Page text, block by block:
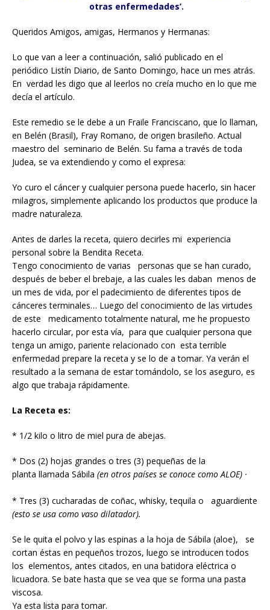
otras enfermedades’.
Queridos Amigos, amigas, Hermanos y Hermanas:
Lo que van a leer a continuación, salió publicado en el
periódico Listín Diario, de Santo Domingo, hace un mes atrás.
En verdad les digo que al leerlos no creía mucho en lo que me
decía el artículo.
Este remedio se le debe a un Fraile Franciscano, que lo llaman,
en Belén (Brasil), Fray Romano, de origen brasileño. Actual
maestro del seminario de Belén. Su fama a través de toda
Judea, se va extendiendo y como el expresa:
Yo curo el cáncer y cualquier persona puede hacerlo, sin hacer
milagros, simplemente aplicando los productos que produce la
madre naturaleza.
Antes de darles la receta, quiero decirles mi experiencia
personal sobre la Bendita Receta.
Tengo conocimiento de varias personas que se han curado,
después de beber el brebaje, a las cuales les daban menos de
un mes de vida, por el padecimiento de diferentes tipos de
cánceres terminales… Luego del conocimiento de las virtudes
de este medicamento totalmente natural, me he propuesto
hacerlo circular, por esta vía, para que cualquier persona que
tenga un amigo, pariente relacionado con esta terrible
enfermedad prepare la receta y se lo de a tomar. Ya verán el
resultado a la semana de estar tomándolo, se los aseguro, es
algo que trabaja rápidamente.
La Receta es:
* 1/2 kilo o litro de miel pura de abejas.
* Dos (2) hojas grandes o tres (3) pequeñas de la
planta llamada Sábila (en otros países se conoce como ALOE) ·
* Tres (3) cucharadas de coñac, whisky, tequila o aguardiente
(esto se usa como vaso dilatador).
Se le quita el polvo y las espinas a la hoja de Sábila (aloe), se
cortan éstas en pequeños trozos, luego se introducen todos
los elementos, antes citados, en una batidora eléctrica o
licuadora. Se bate hasta que se vea que se forma una pasta
viscosa.
Ya esta lista para tomar.